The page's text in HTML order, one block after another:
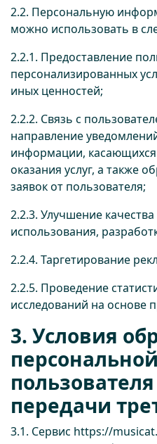
2.2. Персональную
можно использовать в
2.2.1. Предоставление
персонализированных
иных ценностей;
2.2.2. Связь с
направление
информации, касающихся
оказания услуг, а также
заявок от пользователя;
2.2.3. Улучшение
использования,
2.2.4. Таргетирование
2.2.5. Проведение
исследований на основе
3. Условия
передачи
3.1. Сервис https://